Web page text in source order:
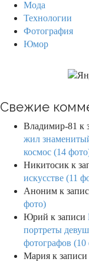
Мода
Технологии
Фотография
Юмор
Свежие
Владимир-81 к
жил
космос (14
Никитосик к
искусстве (11
Аноним к
фото)
Юрий к записи
портреты
фотографов (10
Мария к записи